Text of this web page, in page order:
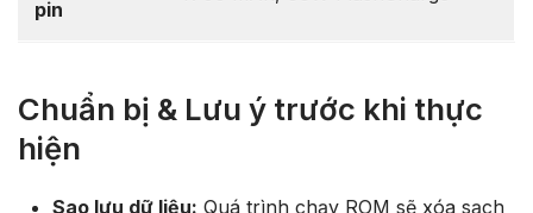
pin
Chuẩn bị & Lưu ý trước khi thực
hiện
Sao lưu dữ liệu: Quá trình chạy ROM sẽ xóa sạch